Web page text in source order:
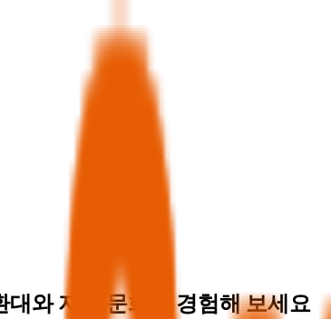
와 지역 문화를 경험해 보세요